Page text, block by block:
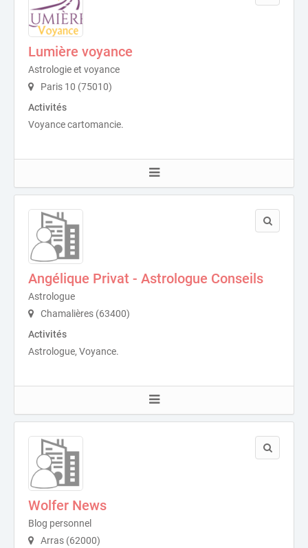
Lumière voyance
Astrologie et voyance
Paris 10 (75010)
Activités
Voyance cartomancie.
Angélique Privat - Astrologue Conseils
Astrologue
Chamalières (63400)
Activités
Astrologue, Voyance.
Wolfer News
Blog personnel
Arras (62000)